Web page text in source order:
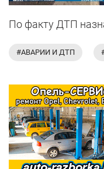
По факту ДТП
#АВАРИИ И ДТП